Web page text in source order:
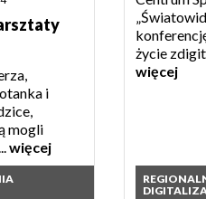
i
mogli
więcej
życie
więcej